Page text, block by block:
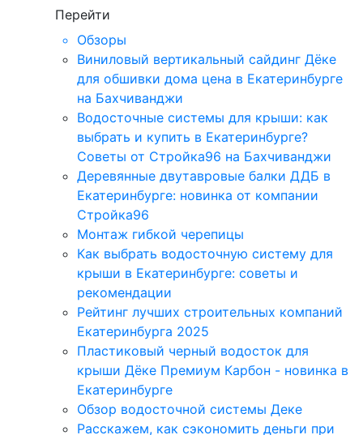
Перейти
Обзоры
Виниловый вертикальный сайдинг Дёке
для обшивки дома цена в Екатеринбурге
на Бахчиванджи
Водосточные системы для крыши: как
выбрать и купить в Екатеринбурге?
Советы от Стройка96 на Бахчиванджи
Деревянные двутавровые балки ДДБ в
Екатеринбурге: новинка от компании
Стройка96
Монтаж гибкой черепицы
Как выбрать водосточную систему для
крыши в Екатеринбурге: советы и
рекомендации
Рейтинг лучших строительных компаний
Екатеринбурга 2025
Пластиковый черный водосток для
крыши Дёке Премиум Карбон - новинка в
Екатеринбурге
Обзор водосточной системы Деке
Расскажем, как сэкономить деньги при